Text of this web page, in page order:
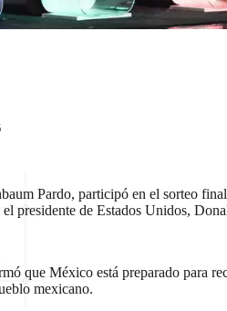
Pardo, participó en el sorteo
presidente de Estados Unidos,
que México está preparado para
mexicano.